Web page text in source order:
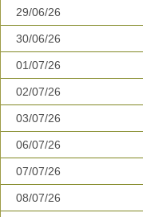
29/06/26
30/06/26
01/07/26
02/07/26
03/07/26
06/07/26
07/07/26
08/07/26